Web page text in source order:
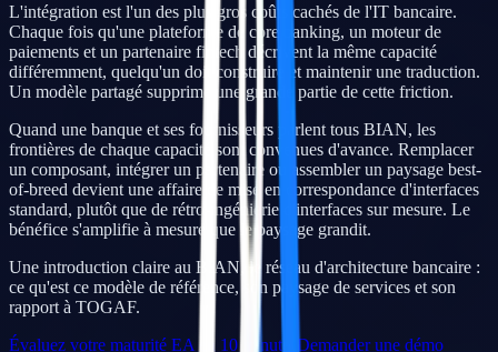
L'intégration est l'un des plus gros coûts cachés de l'IT bancaire.
Chaque fois qu'une plateforme de core banking, un moteur de
paiements et un partenaire fintech décrivent la même capacité
différemment, quelqu'un doit construire et maintenir une traduction.
Un modèle partagé supprime une grande partie de cette friction.
Quand une banque et ses fournisseurs parlent tous BIAN, les
frontières de chaque capacité sont convenues d'avance. Remplacer
un composant, intégrer un partenaire ou assembler un paysage best-
of-breed devient une affaire de mise en correspondance d'interfaces
standard, plutôt que de rétro-ingénierie d'interfaces sur mesure. Le
bénéfice s'amplifie à mesure que le paysage grandit.
Une introduction claire au BIAN, le réseau d'architecture bancaire :
ce qu'est ce modèle de référence, son paysage de services et son
rapport à TOGAF.
Évaluez votre maturité EA en 10 minutes
Demander une démo